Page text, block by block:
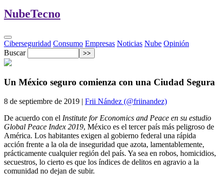
NubeTecno
Ciberseguridad Consumo Empresas Noticias Nube Opinión
Buscar
Un México seguro comienza con una Ciudad Segura
8 de septiembre de 2019 | Frii Nández (@friinandez)
De acuerdo con el Institute for Economics and Peace en su estudio
Global Peace Index 2019, México es el tercer país más peligroso de
América. Los habitantes exigen al gobierno federal una rápida
acción frente a la ola de inseguridad que azota, lamentablemente,
prácticamente cualquier región del país. Ya sea en robos, homicidios,
secuestros, lo cierto es que los índices de delitos en agravio a la
comunidad no dejan de subir.